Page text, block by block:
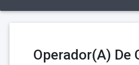
Operador(A) De